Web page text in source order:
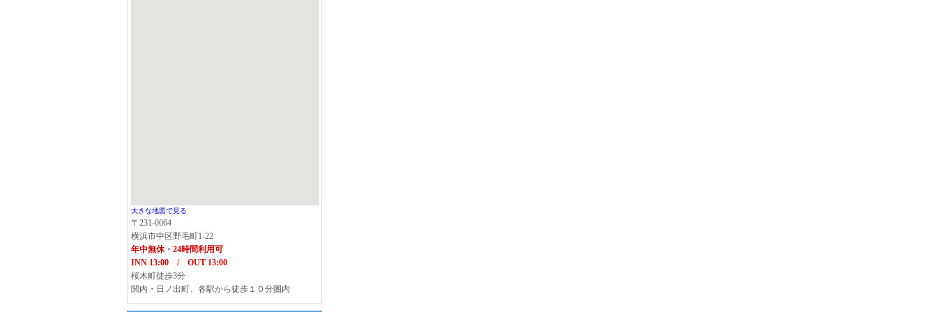
大きな地図で見る
〒231-0064
横浜市中区野毛町1-22
年中無休・24時間利用可
INN 13:00 / OUT 13:00
桜木町徒歩3分
関内・日ノ出町、各駅から徒歩１０分圏内